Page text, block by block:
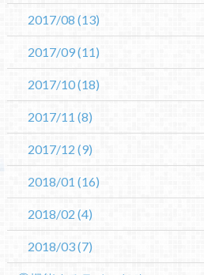
2017/08 (13)
2017/09(11)
2017/10(18)
2017/11 (8)
2017/12 (9)
2018/01 (16)
2018/02 (4)
2018/03(7)